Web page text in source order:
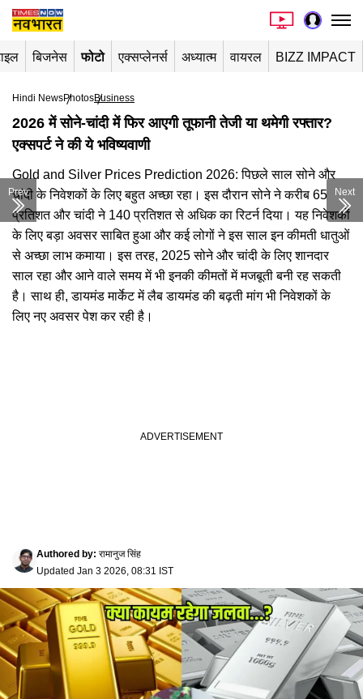
बिजनेस फोटो एक्सप्लेनर्स अध्यात्म वायरल BIZZ IMPACT
Hindi NewsPhotosBusiness
2026 में सोने-चांदी में फिर आएगी तूफानी तेजी या थमेगी रफ्तार?
एक्सपर्ट ने की ये भविष्यवाणी​
​Gold and Silver Prices Prediction 2026: पिछले साल सोने और
चांदी के निवेशकों के लिए बहुत अच्छा रहा। इस दौरान सोने ने करीब 65
प्रतिशत और चांदी ने 140 प्रतिशत से अधिक का रिटर्न दिया। यह निवेशकों
के लिए बड़ा अवसर साबित हुआ और कई लोगों ने इस साल इन कीमती धातुओं
से अच्छा लाभ कमाया। इस तरह, 2025 सोने और चांदी के लिए शानदार
साल रहा और आने वाले समय में भी इनकी कीमतों में मजबूती बनी रह सकती
है। साथ ही, डायमंड मार्केट में लैब डायमंड की बढ़ती मांग भी निवेशकों के
लिए नए अवसर पेश कर रही है। ​
Authored by: रामानुज सिंह
Updated Jan 3 2026, 08:31 IST
Prev Next